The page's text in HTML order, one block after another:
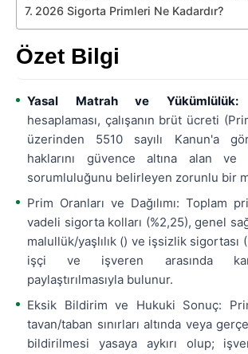
2026 Sigorta Primleri Ne Kadardır?
Özet Bilgi
Yasal Matrah ve Yükümlülük:
hesaplaması, çalışanın brüt ücreti
üzerinden 5510 sayılı Kanun'a
haklarını güvence altına alan ve
sorumluluğunu belirleyen zorunlu bir
Prim Oranları ve Dağılımı: Toplam
vadeli sigorta kolları (%2,25), genel
malullük/yaşlılık () ve işsizlik sigortası
işçi ve işveren arasında
paylaştırılmasıyla bulunur.
Eksik Bildirim ve Hukuki Sonuç:
tavan/taban sınırları altında veya
bildirilmesi yasaya aykırı olup;